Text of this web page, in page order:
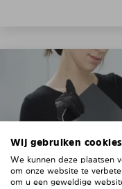
Wij gebruiken cookies
We kunnen deze plaatsen
om onze website te
om u een geweldige